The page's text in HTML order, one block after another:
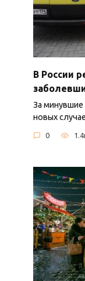
В России
За минувшие
новых
0